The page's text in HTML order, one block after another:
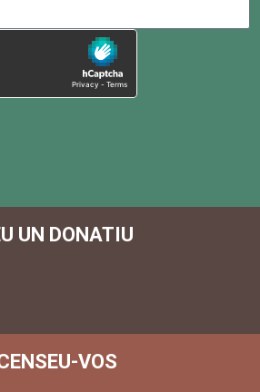
UN DONATIU
VOS